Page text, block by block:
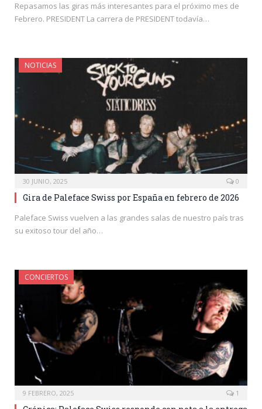
Repasamos las giras más interesantes para el próximo mes de
Febrero. PRESIDENT La carrera de PRESIDENT todavía…
NOTICIAS
30 JUNIO, 2025 0
Gira de Paleface Swiss por España en febrero de 2026
Paleface Swiss vuelven a las grandes salas de nuestro país tras
su exitoso tour del año…
CONCIERTOS
9 FEBRERO, 2025 1